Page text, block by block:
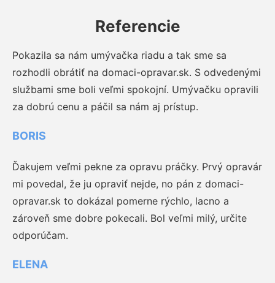
Referencie
Pokazila sa nám umývačka riadu a tak sme sa
rozhodli obrátiť na domaci-opravar.sk. S odvedenými
službami sme boli veľmi spokojní. Umývačku opravili
za dobrú cenu a páčil sa nám aj prístup.
BORIS
Ďakujem veľmi pekne za opravu práčky. Prvý opravár
mi povedal, že ju opraviť nejde, no pán z domaci-
opravar.sk to dokázal pomerne rýchlo, lacno a
zároveň sme dobre pokecali. Bol veľmi milý, určite
odporúčam.
ELENA